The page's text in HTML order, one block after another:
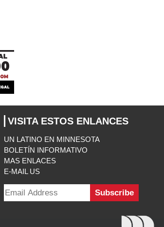
VISITA ESTOS ENLANCES
UN LATINO EN MINNESOTA
BOLETÍN INFORMATIVO
MAS ENLACES
E-MAIL US